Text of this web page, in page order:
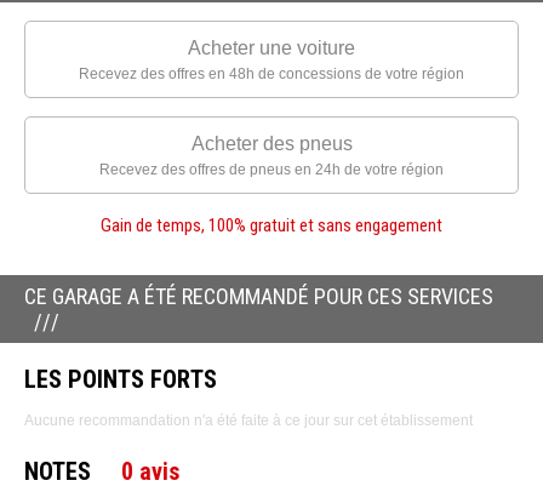
Acheter une voiture
Recevez des offres en 48h de concessions de votre région
Acheter des pneus
Recevez des offres de pneus en 24h de votre région
Gain de temps, 100% gratuit et sans engagement
CE GARAGE A ÉTÉ RECOMMANDÉ POUR CES SERVICES
LES POINTS FORTS
Aucune recommandation n'a été faite à ce jour sur cet établissement
NOTES 0 avis